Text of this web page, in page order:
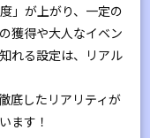
」が上がり、一定の
獲得や大人なイベン
れる設定は、リアル
底したリアリティが
ます！